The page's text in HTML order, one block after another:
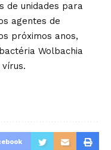
de unidades para
agentes de
próximos anos,
Wolbachia